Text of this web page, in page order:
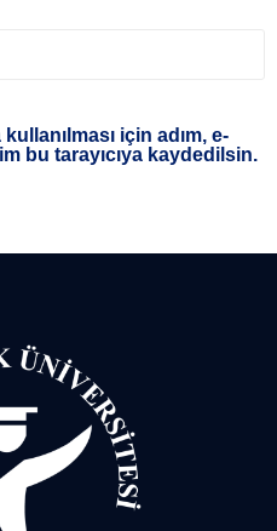
için adım, e-
bu tarayıcıya kaydedilsin.